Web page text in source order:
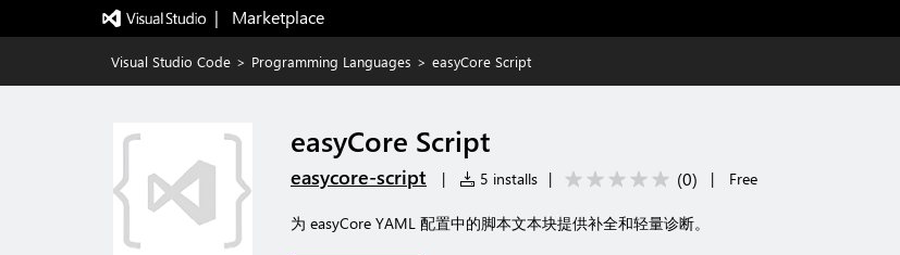
|   Marketplace
Visual Studio Code > Programming Languages > easyCore Script
easyCore Script
easycore-script | 5 installs | (0) | Free
为 easyCore YAML 配置中的脚本文本块提供补全和轻量诊断。